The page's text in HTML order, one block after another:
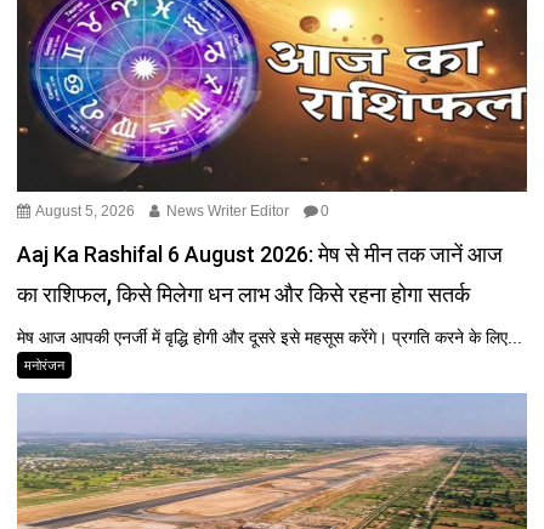
August 5, 2026 News Writer Editor 0
Aaj Ka Rashifal 6 August 2026: मेष से मीन तक जानें आज
का राशिफल, किसे मिलेगा धन लाभ और किसे रहना होगा सतर्क
मेष आज आपकी एनर्जी में वृद्धि होगी और दूसरे इसे महसूस करेंगे। प्रगति करने के लिए...
मनोरंजन